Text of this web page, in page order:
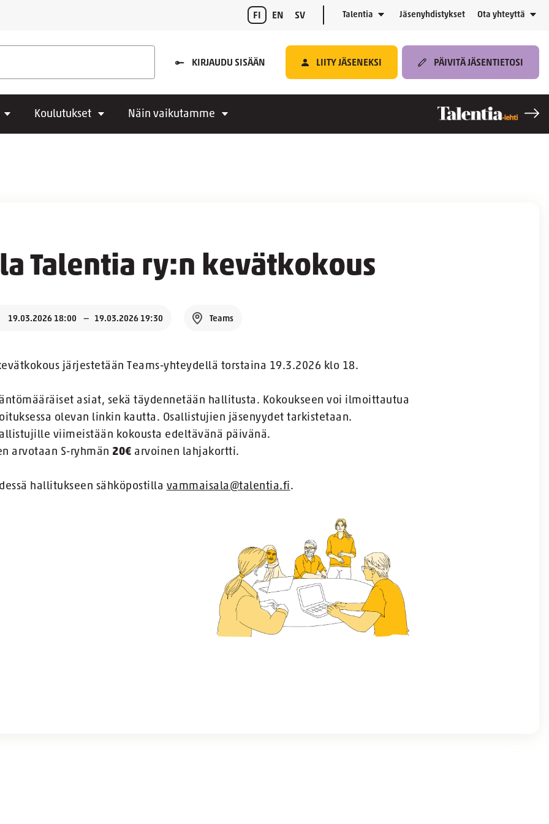
FI EN SV Talentia Jäsenyhdistykset Ota yhteyttä
KIRJAUDU SISÄÄN LIITY JÄSENEKSI PÄIVITÄ JÄSENTIETOSI
Koulutukset Näin vaikutamme
Talentia ry:n kevätkokous
19.03.2026 18:00 19.03.2026 19:30 Teams
järjestetään Teams-yhteydellä torstaina 19.3.2026 klo 18.
asiat, sekä täydennetään hallitusta. Kokoukseen voi ilmoittautua
olevan linkin kautta. Osallistujien jäsenyydet tarkistetaan.
viimeistään kokousta edeltävänä päivänä.
arvotaan S-ryhmän 20€ arvoinen lahjakortti.
hallitukseen sähköpostilla vammaisala@talentia.fi.